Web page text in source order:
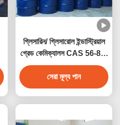
গ্লিসারিন/ গ্লিসারোল ইন্ডাস্ট্রিয়াল
গ্রেড কেমিক্যালস CAS 56-81-
5
সেরা মূল্য পান